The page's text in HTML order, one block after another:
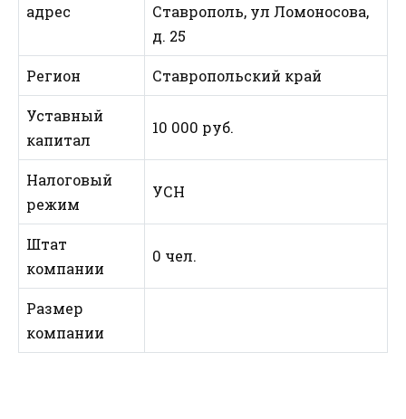
адрес
Ставрополь, ул Ломоносова,
д. 25
Регион Ставропольский край
Уставный
капитал
10 000 руб.
Налоговый
режим
УСН
Штат
компании
0 чел.
Размер
компании